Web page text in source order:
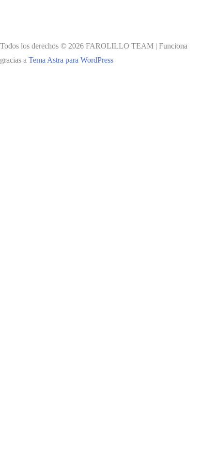
Todos los derechos © 2026 FAROLILLO TEAM | Funciona
gracias a Tema Astra para WordPress